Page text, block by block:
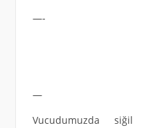
—-
—
Vucudumuzda